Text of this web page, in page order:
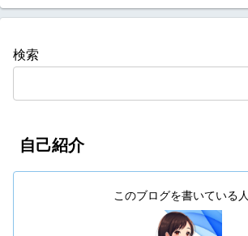
検索
自己紹介
このブログを書いている人